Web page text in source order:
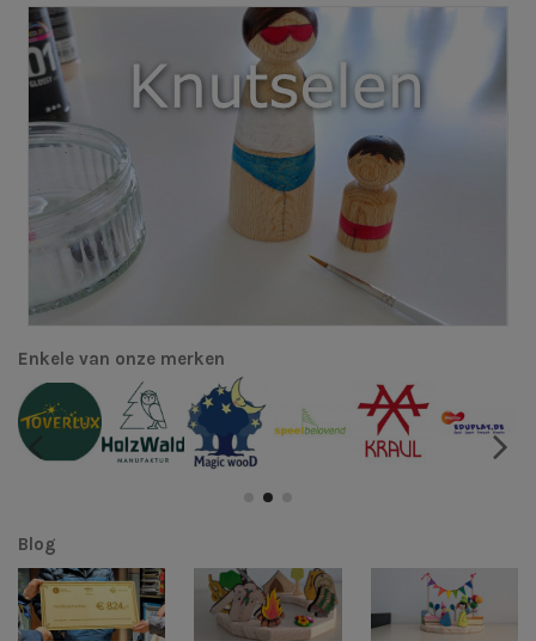
Enkele van onze merken
Blog